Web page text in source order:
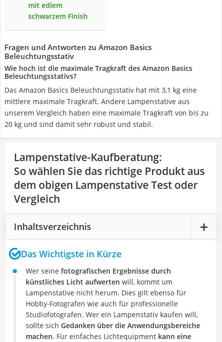
mit edlem
schwarzem Finish
Fragen und Antworten zu Amazon Basics
Beleuchtungsstativ
Wie hoch ist die maximale Tragkraft des Amazon Basics
Beleuchtungsstativs?
Das Amazon Basics Beleuchtungsstativ hat mit 3,1 kg eine
mittlere maximale Tragkraft. Andere Lampenstative aus
unserem Vergleich haben eine maximale Tragkraft von bis zu
20 kg und sind damit sehr robust und stabil.
Lampenstative-Kaufberatung:
So wählen Sie das richtige Produkt aus
dem obigen Lampenstative Test oder
Vergleich
Inhaltsverzeichnis
Das Wichtigste in Kürze
Wer seine fotografischen Ergebnisse durch
künstliches Licht aufwerten will, kommt um
Lampenstative nicht herum. Dies gilt ebenso für
Hobby-Fotografen wie auch für professionelle
Studiofotografen. Wer ein Lampenstativ kaufen will,
sollte sich Gedanken über die Anwendungsbereiche
machen. Für einfaches Lichtequipment kann eine